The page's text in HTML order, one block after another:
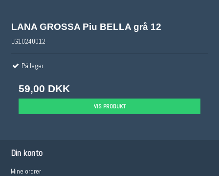
LANA GROSSA Piu BELLA grå 12
LG10240012
På lager
59,00 DKK
VIS PRODUKT
Din konto
Mine ordrer